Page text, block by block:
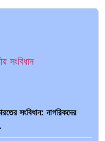
সংবিধান: নাগরিকদের